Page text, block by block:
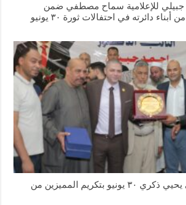
جبيلي للإعلامية سماح مصطفي ضمن
دائرته في احتفالات ثورة ٣٠ يونيو
النائب د.احمد جبيلي يحيي ذكري ٣٠ يونيو بتكريم المميزين من